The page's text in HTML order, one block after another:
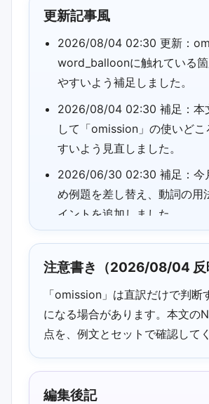
更新記事風
2026/08/04 02:30 更新：
word_balloonに触れている
やすいよう補足しました。
2026/08/04 02:30 補足：本
して「omission」の使いどこ
すいよう見直しました。
2026/06/30 02:30 補足：今
め例題を差し替え、動詞の用
イントを追加しました。
2026/06/30 02:30 追記：「
意味」まわりの読み返しポイ
しました。
注意書き（2026/08/04 反
「omission」は直訳だけで判断
になる場合があります。本文の
点を、例文とセットで確認して
編集後記